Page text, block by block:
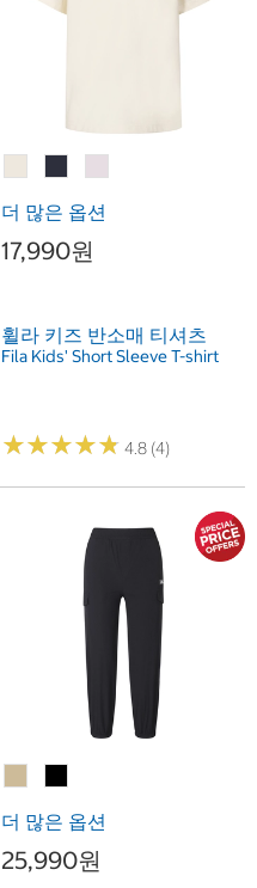
더 많은 옵션
17,990원
휠라 키즈 반소매 티셔츠
Fila Kids' Short Sleeve T-shirt
★★★★★
★★★★★ 4.8 (4)
더 많은 옵션
25,990원